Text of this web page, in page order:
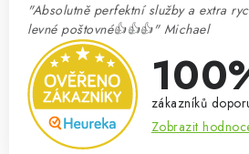
"Absolutně perfektní služby a extra
levné poštovné👍👍👍" Michael
zákazníků
Zobrazit